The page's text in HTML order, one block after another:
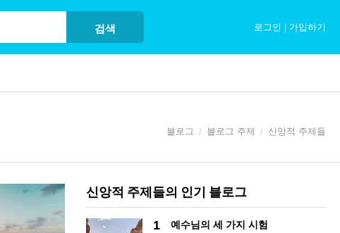
검색 로그인 | 가입하기
블로그 블로그 주제 신앙적 주제들
신앙적 주제들의 인기 블로그
1 예수님의 세 가지 시험